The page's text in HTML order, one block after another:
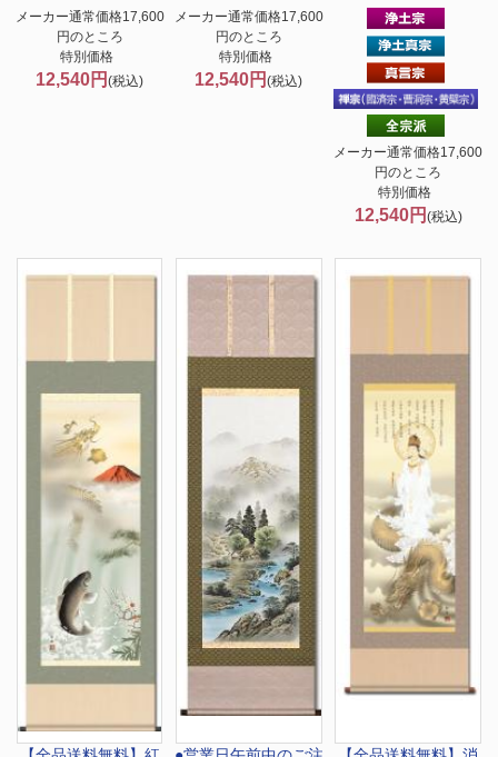
メーカー通常価格17,600
円のところ
特別価格
12,540円(税込)
メーカー通常価格17,600
円のところ
特別価格
12,540円(税込)
メーカー通常価格17,600
円のところ
特別価格
12,540円 (税込)